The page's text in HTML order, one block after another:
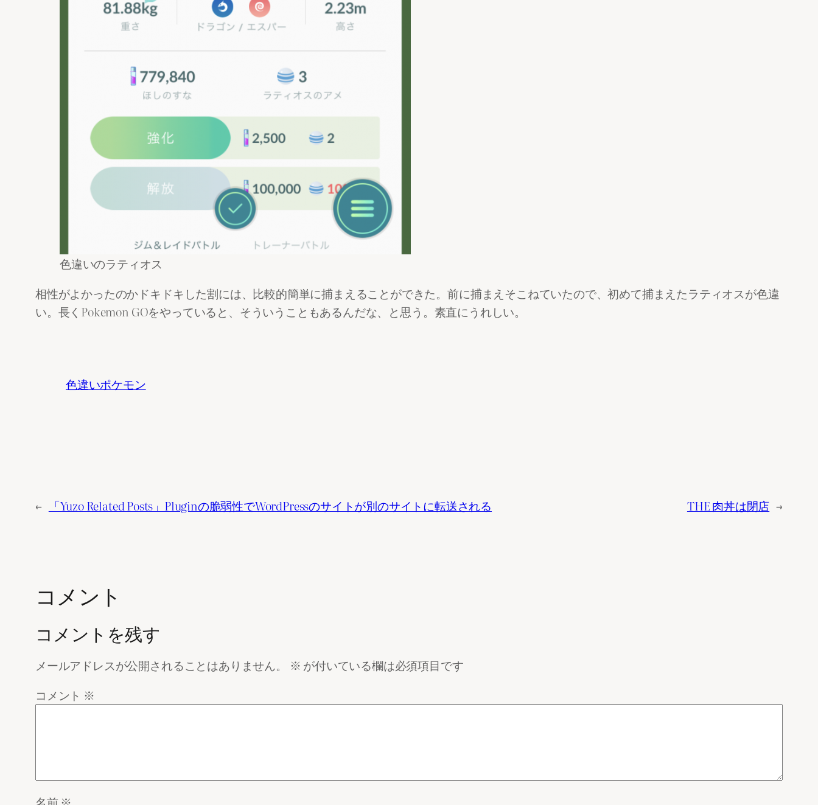
色違いのラティオス
相性がよかったのかドキドキした割には、比較的簡単に捕まえることができた。前に捕まえそこねていたので、初めて捕まえたラティオスが色違
い。長くPokemon GOをやっていると、そういうこともあるんだな、と思う。素直にうれしい。
色違いポケモン
← 「Yuzo Related Posts」Pluginの脆弱性でWordPressのサイトが別のサイトに転送される THE 肉丼は閉店 →
コメント
コメントを残す
メールアドレスが公開されることはありません。 ※ が付いている欄は必須項目です
コメント ※
名前※